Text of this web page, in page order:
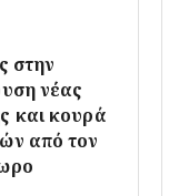
στην
νέας
και κουρά
από τον